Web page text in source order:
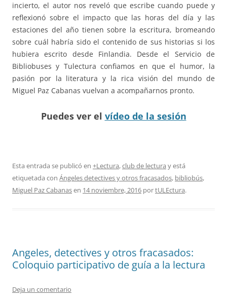
incierto, el autor nos reveló que escribe cuando puede y
reflexionó sobre el impacto que las horas del día y las
estaciones del año tienen sobre la escritura, bromeando
sobre cuál habría sido el contenido de sus historias si los
hubiera escrito desde Finlandia. Desde el Servicio de
Bibliobuses y Tulectura confiamos en que el humor, la
pasión por la literatura y la rica visión del mundo de
Miguel Paz Cabanas vuelvan a acompañarnos pronto.
Puedes ver el vídeo de la sesión
Esta entrada se publicó en +Lectura,club de lectura y está
etiquetada con Ángeles detectives y otros fracasados, bibliobús,
Miguel Paz Cabanasen 14 noviembre, 2016 portULEctura.
Angeles, detectives y otros fracasados:
Coloquio participativo de guía a la lectura
Deja un comentario